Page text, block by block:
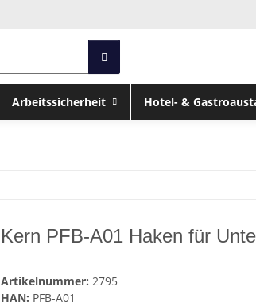
Arbeitssicherheit Hotel- &
Kern PFB-A01 Haken für
Artikelnummer: 2795
HAN: PFB-A01